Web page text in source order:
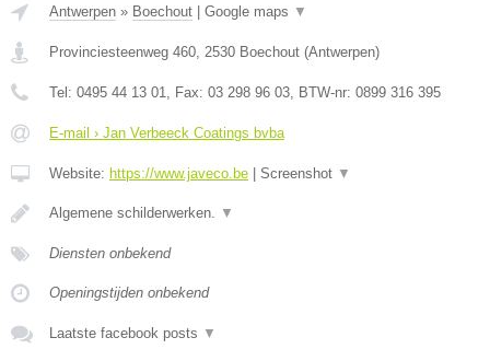
Antwerpen » Boechout Google maps ▼
Provinciesteenweg 460, 2530 Boechout (Antwerpen)
Tel: 0495 44 13 01, Fax: 03 298 96 03, BTW-nr: 0899 316 395
E-mail › Jan Verbeeck Coatings bvba
Website: https://www.javeco.be Screenshot ▼
Algemene schilderwerken. ▼
Diensten onbekend
Openingstijden onbekend
Laatste facebook posts ▼